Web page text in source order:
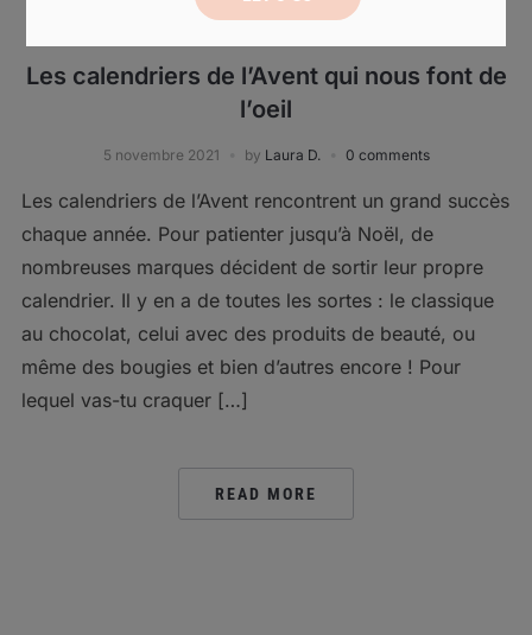
Les calendriers de l’Avent qui nous font de
l’oeil
5 novembre 2021 by Laura D. 0 comments
Les calendriers de l’Avent rencontrent un grand succès
chaque année. Pour patienter jusqu’à Noël, de
nombreuses marques décident de sortir leur propre
calendrier. Il y en a de toutes les sortes : le classique
au chocolat, celui avec des produits de beauté, ou
même des bougies et bien d’autres encore ! Pour
lequel vas-tu craquer […]
READ MORE